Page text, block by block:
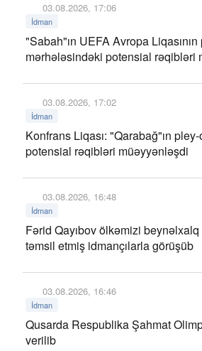
03.08.2026, 17:06
İdman
"Sabah"ın UEFA Avropa
mərhələsindəki potensial rəqibləri
03.08.2026, 17:02
İdman
Konfrans Liqası: "Qarabağ"ın
potensial rəqibləri müəyyənləşdi
03.08.2026, 16:48
İdman
Fərid Qayıbov ölkəmizi
təmsil etmiş idmançılarla görüşüb
03.08.2026, 16:46
İdman
Qusarda Respublika Şahmat
verilib